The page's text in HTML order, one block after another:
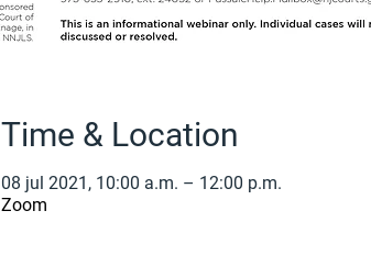
Time & Location
08 jul 2021, 10:00 a.m. – 12:00 p.m.
Zoom